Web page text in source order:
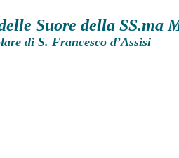
Suore della SS.ma
di S. Francesco d’Assisi